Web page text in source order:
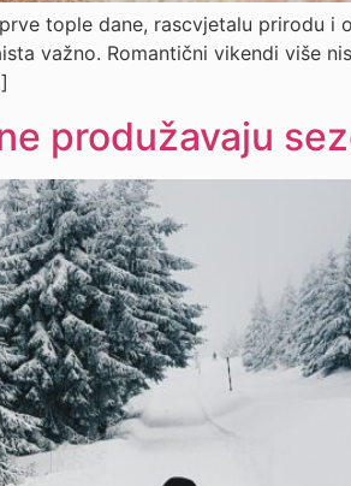
tople dane, rascvjetalu prirodu i
važno. Romantični vikendi više
produžavaju